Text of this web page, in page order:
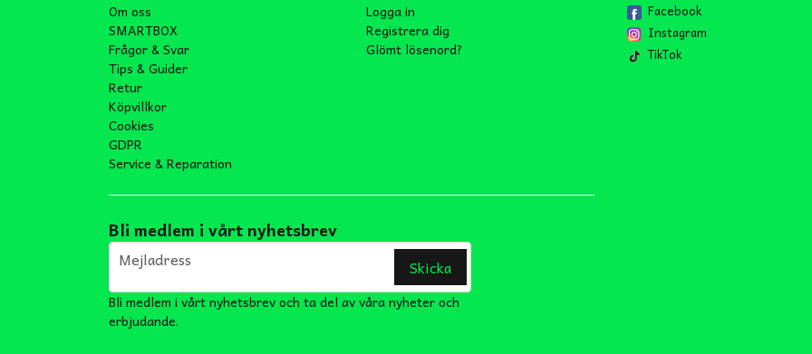
Om oss
SMARTBOX
Frågor & Svar
Tips & Guider
Retur
Köpvillkor
Cookies
GDPR
Service & Reparation
Logga in
Registrera dig
Glömt lösenord?
Facebook
Instagram
TikTok
Bli medlem i vårt nyhetsbrev
email
Mejladress Skicka
Bli medlem i vårt nyhetsbrev och ta del av våra nyheter och
erbjudande.